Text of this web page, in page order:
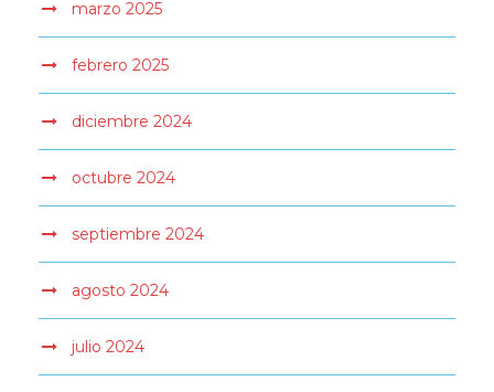
marzo 2025
febrero 2025
diciembre 2024
octubre 2024
septiembre 2024
agosto 2024
julio 2024